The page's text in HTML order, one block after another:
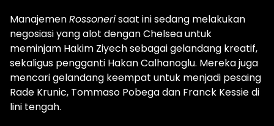
ManajemenRossonerisaat ini sedang melakukan
negosiasi yang alot dengan Chelsea untuk
meminjam Hakim Ziyech sebagai gelandang kreatif,
sekaligus pengganti Hakan Calhanoglu. Mereka juga
mencari gelandang keempat untuk menjadi pesaing
Rade Krunic, Tommaso Pobega dan Franck Kessie di
lini tengah.